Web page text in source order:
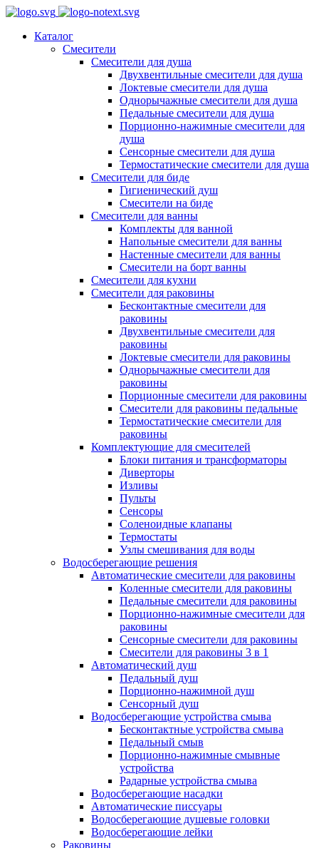
Каталог
Смесители
Смесители для душа
Двухвентильные смесители для душа
Локтевые смесители для душа
Однорычажные смесители для душа
Педальные смесители для душа
Порционно-нажимные смесители для
душа
Сенсорные смесители для душа
Термостатические смесители для душа
Смесители для биде
Гигиенический душ
Смесители на биде
Смесители для ванны
Комплекты для ванной
Напольные смесители для ванны
Настенные смесители для ванны
Смесители на борт ванны
Смесители для кухни
Смесители для раковины
Бесконтактные смесители для
раковины
Двухвентильные смесители для
раковины
Локтевые смесители для раковины
Однорычажные смесители для
раковины
Порционные смесители для раковины
Смесители для раковины педальные
Термостатические смесители для
раковины
Комплектующие для смесителей
Блоки питания и трансформаторы
Диверторы
Изливы
Пульты
Сенсоры
Соленоидные клапаны
Термостаты
Узлы смешивания для воды
Водосберегающие решения
Автоматические смесители для раковины
Коленные смесители для раковины
Педальные смесители для раковины
Порционно-нажимные смесители для
раковины
Сенсорные смесители для раковины
Смесители для раковины 3 в 1
Автоматический душ
Педальный душ
Порционно-нажимной душ
Сенсорный душ
Водосберегающие устройства смыва
Бесконтактные устройства смыва
Педальный смыв
Порционно-нажимные смывные
устройства
Радарные устройства смыва
Водосберегающие насадки
Автоматические писсуары
Водосберегающие душевые головки
Водосберегающие лейки
Раковины